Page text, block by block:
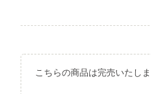
こちらの商品は完売いたし